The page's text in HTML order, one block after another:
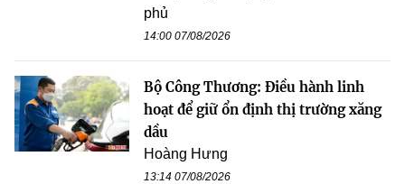
phủ
14:00 07/08/2026
Bộ Công Thương: Điều hành linh
hoạt để giữ ổn định thị trường xăng
dầu
Hoàng Hưng
13:14 07/08/2026